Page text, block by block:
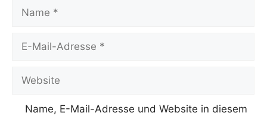
Name
Adresse
Website
Name, E-Mail-Adresse und Website in diesem